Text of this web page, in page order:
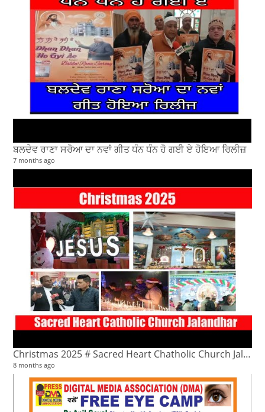
ਬਲਦੇਵ ਰਾਣਾ ਸਰੋਆ ਦਾ ਨਵਾਂ ਗੀਤ ਧੰਨ ਧੰਨ ਹੋ ਗਈ ਏ ਹੋਇਆ ਰਿਲੀਜ਼
7 months ago
Christmas 2025 # Sacred Heart Chatholic Church Jalandhar
8 months ago